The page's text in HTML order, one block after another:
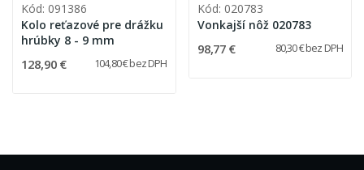
Kód: 091386
Kolo reťazové pre drážku
hrúbky 8 - 9 mm
128,90 € 104,80 € bez DPH
Kód: 020783
Vonkajší nôž 020783
98,77 € 80,30 € bez DPH